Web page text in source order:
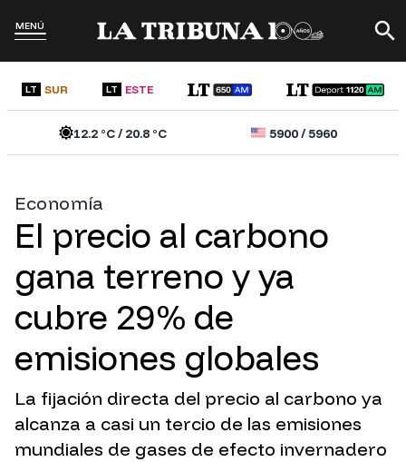
MENÚ
LT SUR LT ESTE
12.2°C /20.8°C 5900/5960
Economía
El precio al carbono
gana terreno y ya
cubre 29% de
emisiones globales
La fijación directa del precio al carbono ya
alcanza a casi un tercio de las emisiones
mundiales de gases de efecto invernadero